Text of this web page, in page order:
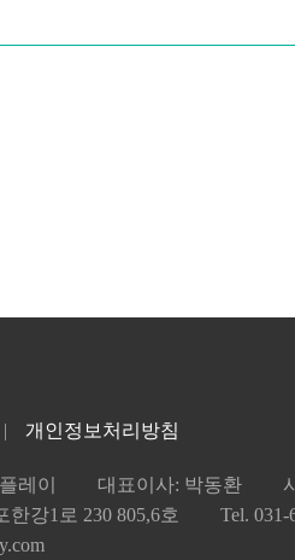
개인정보처리방침
레이 대표이사: 박동환
강1로 230 805,6호
Tel. 031-